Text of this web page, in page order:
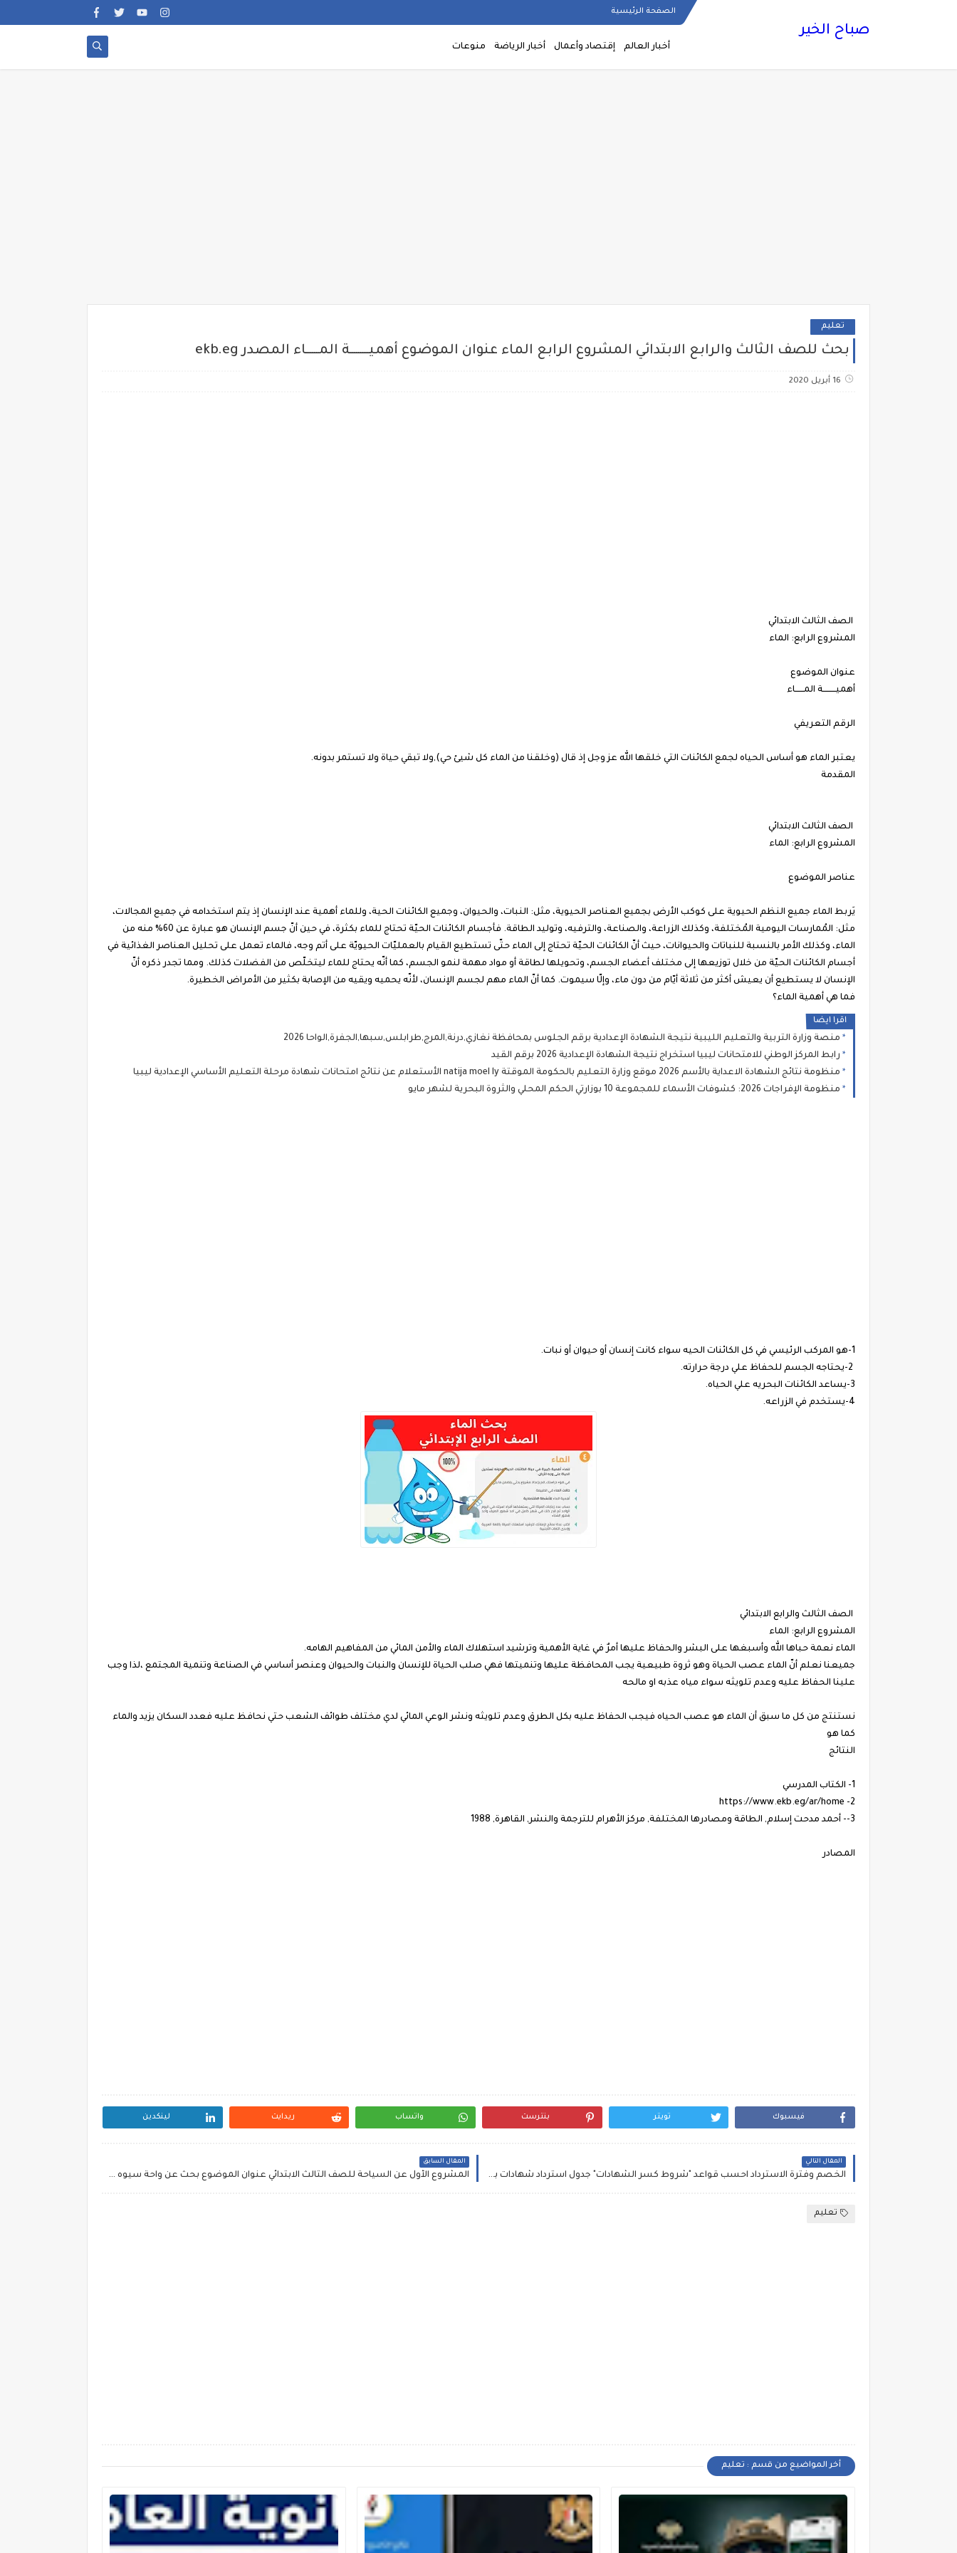
الصفحة الرئيسية
صباح الخير
أخبار العالم إقتصاد وأعمال أخبار الرياضة منوعات
تعليم
بحث للصف الثالث والرابع الابتدائي المشروع الرابع الماء عنوان الموضوع أهميـــــــــة المــــــاء المصدر ekb.eg
16 أبريل 2020
الصف الثالث الابتدائي
المشروع الرابع: الماء
عنوان الموضوع
أهميـــــــــة المــــــاء
الرقم التعريفي
يعتبر الماء هو أساس الحياه لجمع الكائنات التي خلقها الله عز وجل إذ قال (وخلقنا من الماء كل شيئ حي),ولا تبقي حياة ولا تستمر بدونه.
المقدمة
الصف الثالث الابتدائي
المشروع الرابع: الماء
عناصر الموضوع
يَربط الماء جميع النظم الحيوية على كوكب الأرض بجميع العناصر الحيوية، مثل: النبات، والحيوان، وجميع الكائنات الحية، وللماء أهمية عند الإنسان إذ يتم استخدامه في جميع المجالات،
مثل: المُمارسات اليومية المُختلفة، وكذلك الزراعة، والصناعة، والترفيه، وتوليد الطاقة. فأجسام الكائنات الحيّة تحتاج للماء بكثرة، في حين أنّ جسم الإنسان هو عبارة عن 60% منه من
الماء، وكذلك الأمر بالنسبة للنباتات والحيوانات، حيث أنّ الكائنات الحيّة تحتاج إلى الماء حتّى تستطيع القيام بالعمليّات الحيويّة على أتم وجه، فالماء تعمل على تحليل العناصر الغذائية في
أجسام الكائنات الحيّة من خلال توزيعها إلى مختلف أعضاء الجسم، وتحويلها لطاقة أو مواد مهمة لنمو الجسم، كما أنّه يحتاج للماء ليتخلّص من الفضلات كذلك. ومما تجدر ذكره أنّ
الإنسان لا يستطيع أن يعيش أكثر من ثلاثة أيّام من دون ماء، وإلّا سيموت. كما أنّ الماء مهم لجسم الإنسان، لأنّه يحميه ويقيه من الإصابة بكثير من الأمراض الخطيرة.
فما هي أهمية الماء؟
اقرا ايضا
منصة وزارة التربية والتعليم الليبية نتيجة الشهادة الإعدادية برقم الجلوس بمحافظة نغازي,درنة,المرج,طرابلس,سبها,الجفرة,الواحا 2026
رابط المركز الوطني للامتحانات ليبيا استخراج نتيجة الشهادة الإعدادية 2026 برقم القيد
منظومة نتائج الشهادة الاعداية بالأسم 2026 موقع وزارة التعليم بالحكومة الموقتة natija moel ly الأستعلام عن نتائج امتحانات شهادة مرحلة التعليم الأساسي الإعدادية ليبيا
منظومة الإفراجات 2026: كشوفات الأسماء للمجموعة 10 بوزارتي الحكم المحلي والثروة البحرية لشهر مايو
1-هو المركب الرئيسي في كل الكائنات الحيه سواء كانت إنسان أو حيوان أو نبات.
3-يساعد الكائنات البحريه علي الحياه.
4-يستخدم في الزراعه.
الصف الثالث والرابع الابتدائي
المشروع الرابع: الماء
الماء نعمة حباها الله وأسبغها على البشر والحفاظ عليها أمرٌ في غاية الأهمية وترشيد استهلاك الماء والأمن المائي من المفاهيم الهامه.
جميعنا نعلم أنّ الماء عصب الحياة وهو ثروة طبيعية يجب المحافظة عليها وتنميتها فهي صلب الحياة للإنسان والنبات والحيوان وعنصر أساسي في الصناعة وتنمية المجتمع ،لذا وجب
علينا الحفاظ عليه وعدم تلويثه سواء مياه عذبه او مالحه
نستنتج من كل ما سبق أن الماء هو عصب الحياه فيجب الحفاظ عليه بكل الطرق وعدم تلويثه ونشر الوعي المائي لدي مختلف طوائف الشعب حتي نحافظ عليه فعدد السكان يزيد والماء
كما هو
النتائج
1- الكتاب المدرسي
2- https://www.ekb.eg/ar/home
3-- أحمد مدحت إسلام, الطاقة ومصادرها المختلفة, مركز الأهرام للترجمة والنشر, القاهرة, 1988
المصادر
فيسبوك تويتر بنترست واتساب ريدايت لينكدين
المقال التالي
الخصم وفترة الاسترداد احسب قواعد "شروط كسر الشهادات" جدول استرداد شهادات بنك مصر او الغائها .. تثبيت أسعار الفائدة على شراء الشهادات والودائع ~ كيفية حساب قيمة الخسارة عند استرداد شهادات البنك الاهلى المصرى
المقال السابق
المشروع الأول عن السياحة للصف الثالث الابتدائي عنوان الموضوع بحث عن واحة سيوه المصدر بنك المعرفه المصري
تعليم
أخر المواضيع من قسم : تعليم